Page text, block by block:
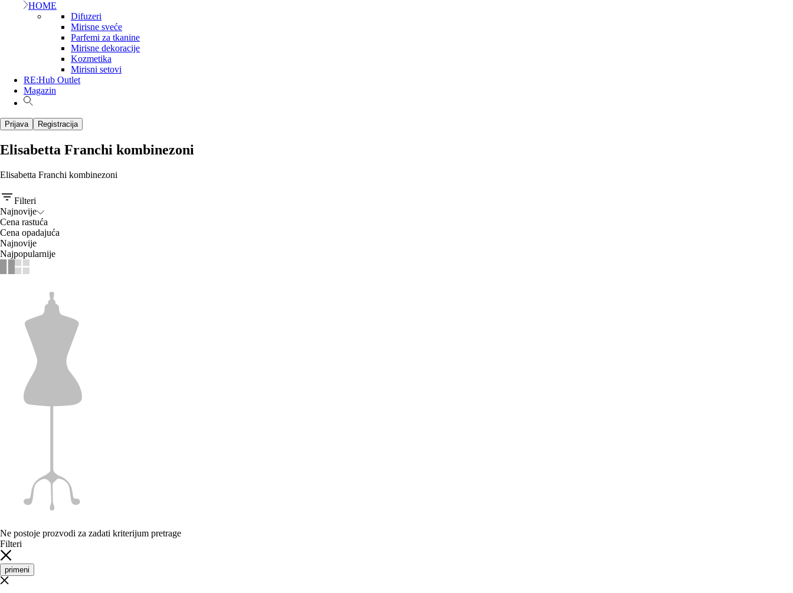
HOME
Difuzeri
Mirisne sveće
Parfemi za tkanine
Mirisne dekoracije
Kozmetika
Mirisni setovi
RE:Hub Outlet
Magazin
Prijava Registracija
Elisabetta Franchi kombinezoni
Elisabetta Franchi kombinezoni
Filteri
Najnovije
Cena rastuća
Cena opadajuća
Najnovije
Najpopularnije
Ne postoje prozvodi za zadati kriterijum pretrage
Filteri
primeni